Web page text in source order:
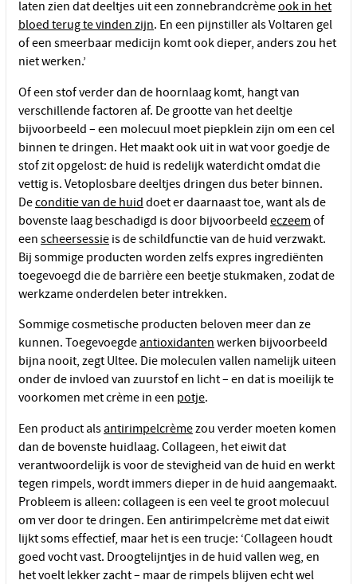
laten zien dat deeltjes uit een zonnebrandcrèmeook in het
bloed terug te vinden zijn. En een pijnstiller als Voltaren gel
of een smeerbaar medicijn komt ook dieper, anders zou het
niet werken.’
Of een stof verder dan de hoornlaag komt, hangt van
verschillende factoren af. De grootte van het deeltje
bijvoorbeeld – een molecuul moet piepklein zijn om een cel
binnen te dringen. Het maakt ook uit in wat voor goedje de
stof zit opgelost: de huid is redelijk waterdicht omdat die
vettig is. Vetoplosbare deeltjes dringen dus beter binnen.
Deconditie van de huid doet er daarnaast toe, want als de
bovenste laag beschadigd is door bijvoorbeeld eczeem of
een scheersessie is de schildfunctie van de huid verzwakt.
Bij sommige producten worden zelfs expres ingrediënten
toegevoegd die de barrière een beetje stukmaken, zodat de
werkzame onderdelen beter intrekken.
Sommige cosmetische producten beloven meer dan ze
kunnen. Toegevoegde antioxidanten werken bijvoorbeeld
bijna nooit, zegt Ultee. Die moleculen vallen namelijk uiteen
onder de invloed van zuurstof en licht – en dat is moeilijk te
voorkomen met crème in een potje.
Een product als antirimpelcrèmezou verder moeten komen
dan de bovenste huidlaag. Collageen, het eiwit dat
verantwoordelijk is voor de stevigheid van de huid en werkt
tegen rimpels, wordt immers dieper in de huid aangemaakt.
Probleem is alleen: collageen is een veel te groot molecuul
om ver door te dringen. Een antirimpelcrème met dat eiwit
lijkt soms effectief, maar het is een trucje: ‘Collageen houdt
goed vocht vast. Droogtelijntjes in de huid vallen weg, en
het voelt lekker zacht – maar de rimpels blijven echt wel